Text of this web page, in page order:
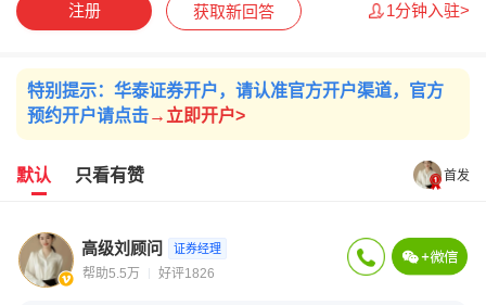
注册 获取新回答 1分钟入驻>
特别提示：华泰证券开户，请认准官方开户渠道，官方
预约开户请点击→ 立即开户>
默认 只看有赞 首发
高级刘顾问 证券经理
帮助5.5万 好评1826